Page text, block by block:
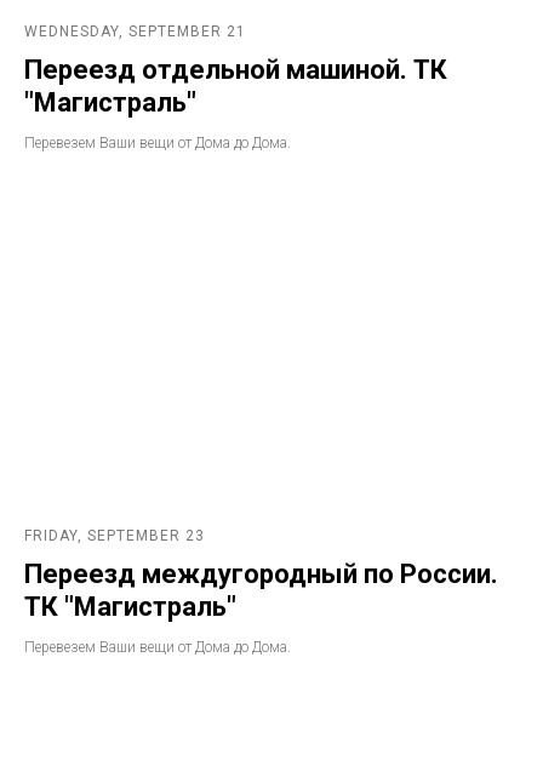
WEDNESDAY, SEPTEMBER 21
Переезд отдельной машиной. ТК
"Магистраль"
Перевезем Ваши вещи от Дома до Дома.
FRIDAY, SEPTEMBER 23
Переезд междугородный по России.
ТК "Магистраль"
Перевезем Ваши вещи от Дома до Дома.